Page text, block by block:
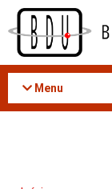
Acessar
conteúdo
Menu